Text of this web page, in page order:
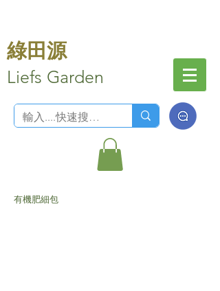
綠田源
Liefs Garden
有機肥細包